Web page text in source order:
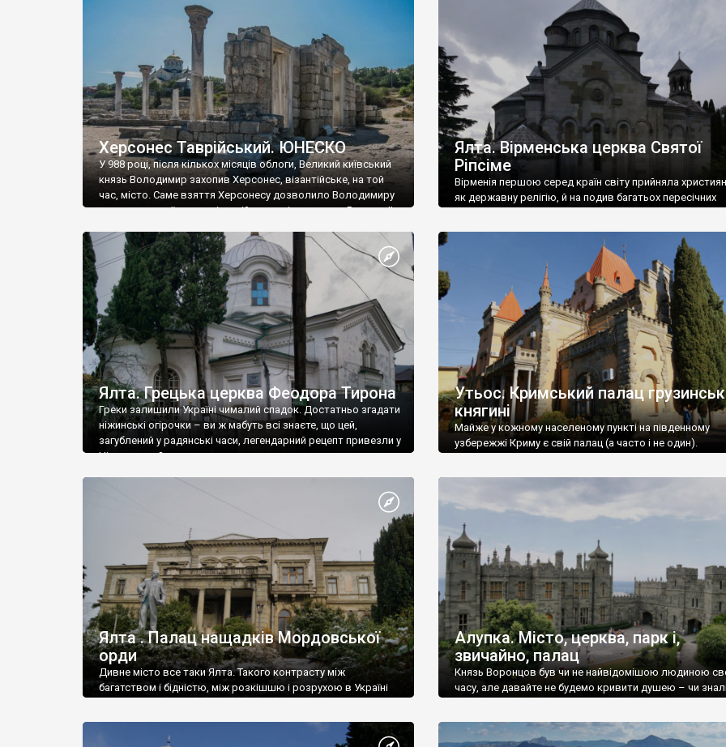
візантійської доби. Раритети викрадені з фондів об’єкту
культурної спадщини ЮНЕСКО «Херсонеса Таврійського».
Офіційно – на виставку «Золото Візантії», але експерти та
влада в Україні вважають це лише […]
називаються «повстяками» (postaki)…” “Вино. Крим
виробляє відмінне вино і його вдосталь: воно все
легке біле і дуже […]
Херсонес Таврійський. ЮНЕСКО
У 988 році, після кількох місяців облоги, Великий київський
князь Володимир захопив Херсонес, візантійське, на той
час, місто. Саме взяття Херсонесу дозволило Володимиру
диктувати свої умови візантійському імператору Василю ІІ,
Херсонесі Володимир-язичник, став Василем-
християнином. А потім було Хрещення Русі. На честь
Херсонесу Таврійського названо місто […]
Ялта. Вірменська церква Святої
Ріпсіме
Вірменія першою серед країн світу прийняла
як державну релігію, й на подив багатьох пересічних
Ялта. Грецька церква Феодора Тирона
Греки залишили Україні чималий спадок. Достатньо згадати
ніжинські огірочки – ви ж мабуть всі знаєте, що цей,
загублений у радянські часи, легендарний рецепт привезли у
Ніжин греки?
Утьос. Кримський палац
княгині
Майже у кожному населеному пункті на південному
узбережжі Криму є свій палац (а часто і не один).
Ялта . Палац нащадків Мордовської
орди
Дивне місто все таки Ялта. Такого контрасту між
багатством і бідністю, між розкішшю і розрухою в Україні
Алупка. Місто, церква, парк і,
звичайно, палац
Князь Воронцов був чи не найвідомішою людиною
часу, але давайте не будемо кривити душею – чи